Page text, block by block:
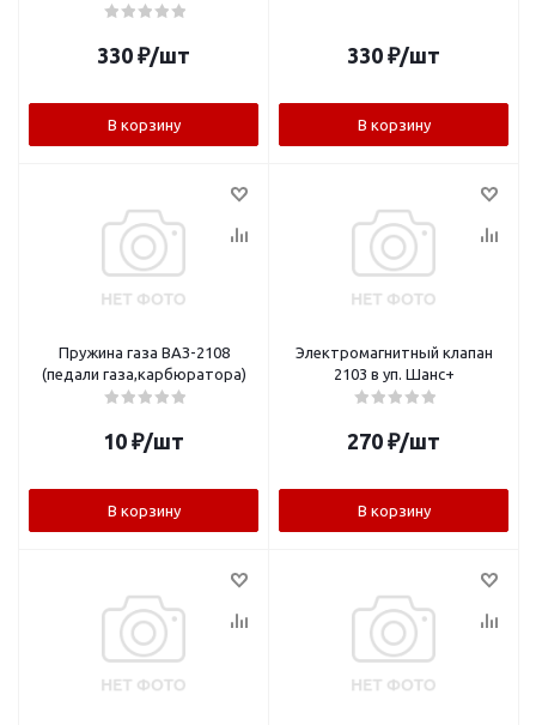
330 ₽/шт
В корзину
330 ₽/шт
В корзину
Пружина газа ВАЗ-2108
(педали газа,карбюратора)
10 ₽/шт
В корзину
Электромагнитный клапан
2103 в уп. Шанс+
270 ₽/шт
В корзину